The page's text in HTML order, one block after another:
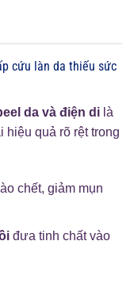
cứu làn da thiếu sức
da và điện di là
hiệu quả rõ rệt trong
chết, giảm mụn
đưa tinh chất vào